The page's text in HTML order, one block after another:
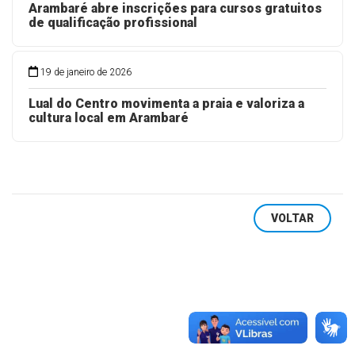
Arambaré abre inscrições para cursos gratuitos
de qualificação profissional
19 de janeiro de 2026
Lual do Centro movimenta a praia e valoriza a
cultura local em Arambaré
VOLTAR